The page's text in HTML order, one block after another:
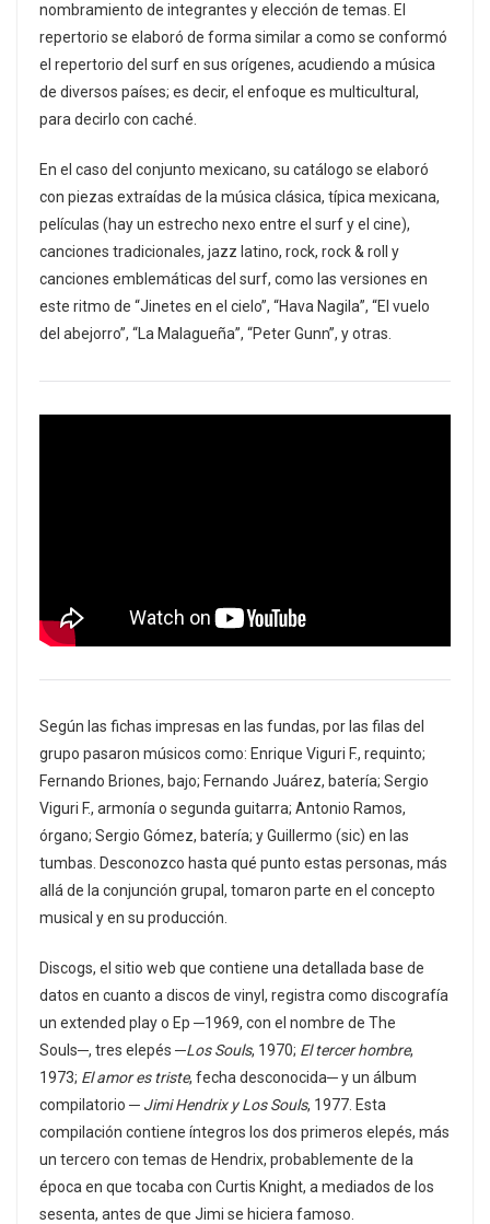
nombramiento de integrantes y elección de temas. El
repertorio se elaboró de forma similar a como se conformó
el repertorio del surf en sus orígenes, acudiendo a música
de diversos países; es decir, el enfoque es multicultural,
para decirlo con caché.
En el caso del conjunto mexicano, su catálogo se elaboró
con piezas extraídas de la música clásica, típica mexicana,
películas (hay un estrecho nexo entre el surf y el cine),
canciones tradicionales, jazz latino, rock, rock & roll y
canciones emblemáticas del surf, como las versiones en
este ritmo de “Jinetes en el cielo”, “Hava Nagila”, “El vuelo
del abejorro”, “La Malagueña”, “Peter Gunn”, y otras.
Según las fichas impresas en las fundas, por las filas del
grupo pasaron músicos como: Enrique Viguri F., requinto;
Fernando Briones, bajo; Fernando Juárez, batería; Sergio
Viguri F., armonía o segunda guitarra; Antonio Ramos,
órgano; Sergio Gómez, batería; y Guillermo (sic) en las
tumbas. Desconozco hasta qué punto estas personas, más
allá de la conjunción grupal, tomaron parte en el concepto
musical y en su producción.
Discogs, el sitio web que contiene una detallada base de
datos en cuanto a discos de vinyl, registra como discografía
un extended play o Ep ─1969, con el nombre de The
Souls─, tres elepés ─Los Souls, 1970; El tercer hombre,
1973; El amor es triste, fecha desconocida─ y un álbum
compilatorio ─ Jimi Hendrix y Los Souls, 1977. Esta
compilación contiene íntegros los dos primeros elepés, más
un tercero con temas de Hendrix, probablemente de la
época en que tocaba con Curtis Knight, a mediados de los
sesenta, antes de que Jimi se hiciera famoso.